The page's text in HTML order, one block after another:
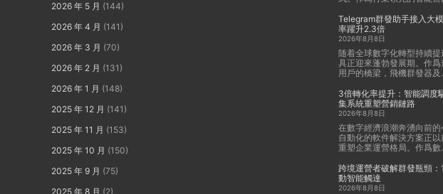
2026 年 5 月 (144)
2026 年 4 月 (141)
2026 年 3 月 (70)
2026 年 2 月 (131)
2026 年 1 月 (148)
2025 年 12 月 (141)
2025 年 11 月 (153)
2025 年 10 月 (150)
2025 年 9 月 (75)
2025 年 8 月 (2)
Telegram群發助手接入大
率躍升2.3倍
2026年8月8日
随着全球數字化轉型持續
具正迎來蓬勃發展期。作
用戶的橋梁，飛機群發器及
3倍轉化率提升：智能調度
集系統重塑營銷鏈路
2026年8月8日
在數字經濟浪潮奔湧向前的
自動化的軟件解決方案正
重塑企業運營格局。作爲數
跨境運營者破解群發瓶頸
動智能觸達
2026年8月8日